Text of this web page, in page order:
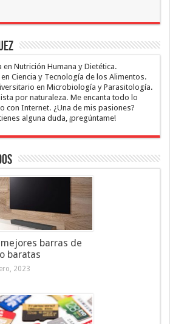
en Nutrición Humana y Dietética.
en Ciencia y Tecnología de los Alimentos.
en Microbiología y Parasitología.
por naturaleza. Me encanta todo lo
con Internet. ¿Una de mis pasiones?
alguna duda, ¡pregúntame!
mejores barras de
baratas
2023